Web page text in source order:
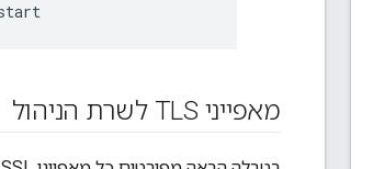
מאפייני TLS לשרת הניהול